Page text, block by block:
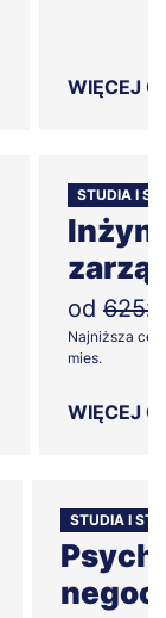
WIĘCEJ
STUDIA I
od 625zł
Najniższa
mies.
WIĘCEJ
STUDIA I